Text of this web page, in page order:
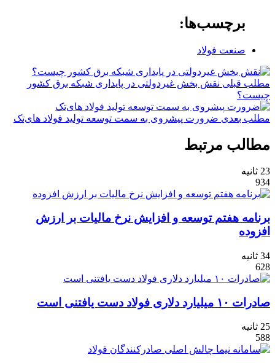
برچسب‌ها:
صنعت فولاد
مطلب قبلی نقش‌ بخش غیردولتی در پایداری شبکه برق کشور
چیست؟
مطلب بعدی ضرورت پیشروی به سمت توسعه تولید فولاد های‌تک
مطالب مرتبط
23 ثانیه
934
برنامه هفتم توسعه و افزایش نرخ مالیات بر ارزش
افزوده
34 ثانیه
628
صادرات ۱۰ میلیارد دلاری فولاد دست یافتنی است
25 ثانیه
588